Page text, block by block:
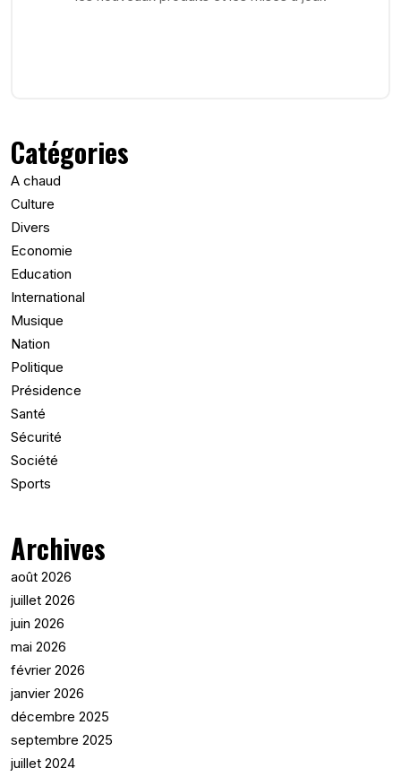
Catégories
A chaud
Culture
Divers
Economie
Education
International
Musique
Nation
Politique
Présidence
Santé
Sécurité
Société
Sports
Archives
août 2026
juillet 2026
juin 2026
mai 2026
février 2026
janvier 2026
décembre 2025
septembre 2025
juillet 2024